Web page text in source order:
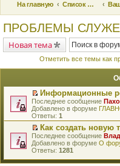
На главную Список форумов
ПРОБЛЕМЫ
Новая тема
Отметить все темы как
П
е
р
е
й
т
и
к
Информационные
Последнее сообщение
Добавлено в форуме
Ответы: 1
П
е
р
й
Как создать новую
Последнее сообщение
Добавлено в форуме О
Ответы: 1281